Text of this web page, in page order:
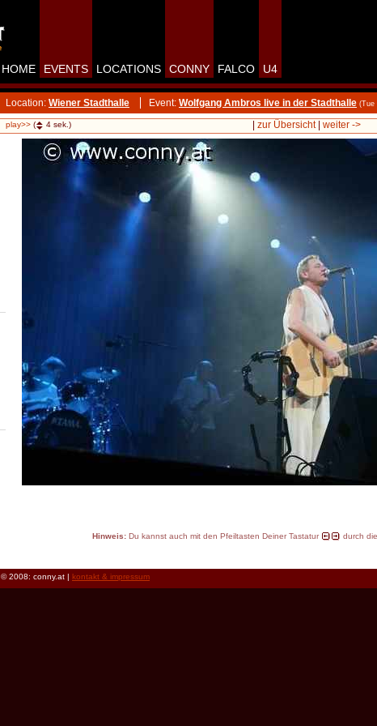
HOME EVENTS LOCATIONS CONNY FALCO U4
Location: Wiener Stadthalle Event: Wolfgang Ambros live in der Stadthalle (Tue
play>> ( 4 sek.) zur Übersicht| weiter ->
Hinweis:Du kannst auch mit den Pfeiltasten Deiner Tastatur durch
© 2008: conny.at | kontakt & impressum